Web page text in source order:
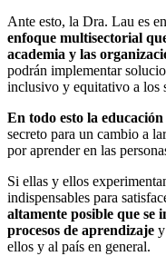
Ante esto, la Dra. Lau es
enfoque multisectorial
academia y las
podrán implementar
inclusivo y equitativo a los
En todo esto la
secreto para un cambio a
por aprender en las
Si ellas y ellos
indispensables para
altamente posible que se
procesos de aprendizaje
ellos y al país en general.